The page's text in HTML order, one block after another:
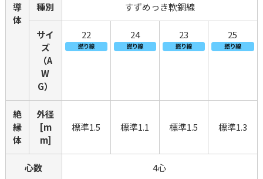
導
体
種別 すずめっき軟銅線
サイ
ズ
（A
W
G）
22 24 23 25
絶
縁
体
外径
[m
m]
標準1.5 標準1.1 標準1.5 標準1.3
心数 4心